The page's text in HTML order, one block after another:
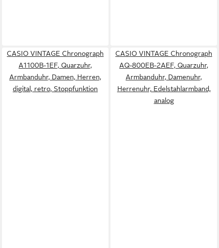
CASIO VINTAGE Chronograph
A1100B-1EF, Quarzuhr,
Armbanduhr, Damen, Herren,
digital, retro, Stoppfunktion
CASIO VINTAGE Chronograph
AQ-800EB-2AEF, Quarzuhr,
Armbanduhr, Damenuhr,
Herrenuhr, Edelstahlarmband,
analog